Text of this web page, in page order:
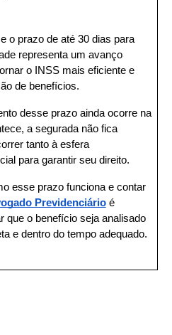
o prazo de até 30 dias para
representa um avanço
o INSS mais eficiente e
de benefícios.
desse prazo ainda ocorre na
a segurada não fica
tanto à esfera
para garantir seu direito.
esse prazo funciona e contar
Previdenciário é
que o benefício seja analisado
e dentro do tempo adequado.